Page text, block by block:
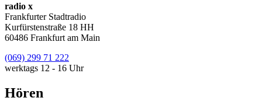
radio x
Frankfurter Stadtradio
Kurfürstenstraße 18 HH
60486 Frankfurt am Main
(069) 299 71 222
werktags 12 - 16 Uhr
Hören